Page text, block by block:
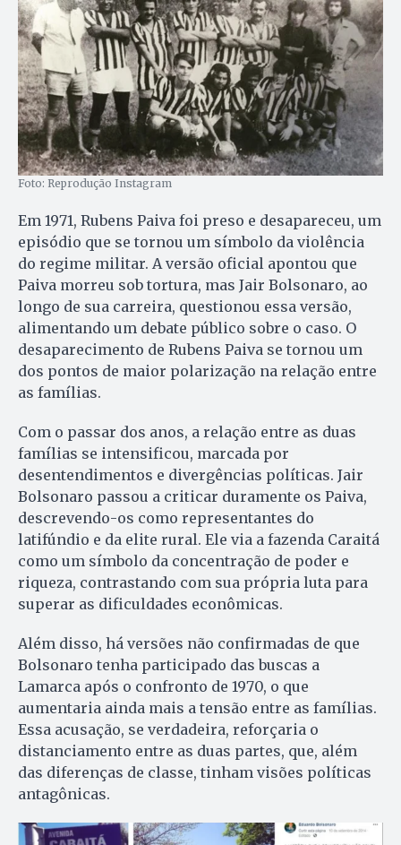
Foto: Reprodução Instagram
Em 1971, Rubens Paiva foi preso e desapareceu, um
episódio que se tornou um símbolo da violência
do regime militar. A versão oficial apontou que
Paiva morreu sob tortura, mas Jair Bolsonaro, ao
longo de sua carreira, questionou essa versão,
alimentando um debate público sobre o caso. O
desaparecimento de Rubens Paiva se tornou um
dos pontos de maior polarização na relação entre
as famílias.
Com o passar dos anos, a relação entre as duas
famílias se intensificou, marcada por
desentendimentos e divergências políticas. Jair
Bolsonaro passou a criticar duramente os Paiva,
descrevendo-os como representantes do
latifúndio e da elite rural. Ele via a fazenda Caraitá
como um símbolo da concentração de poder e
riqueza, contrastando com sua própria luta para
superar as dificuldades econômicas.
Além disso, há versões não confirmadas de que
Bolsonaro tenha participado das buscas a
Lamarca após o confronto de 1970, o que
aumentaria ainda mais a tensão entre as famílias.
Essa acusação, se verdadeira, reforçaria o
distanciamento entre as duas partes, que, além
das diferenças de classe, tinham visões políticas
antagônicas.